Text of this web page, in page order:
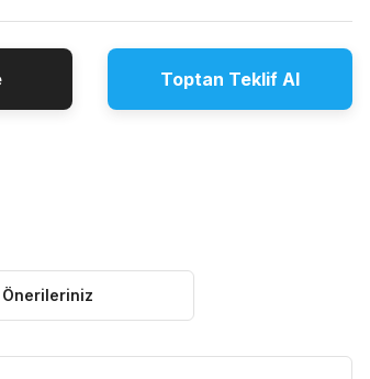
Toptan Teklif Al
Önerileriniz